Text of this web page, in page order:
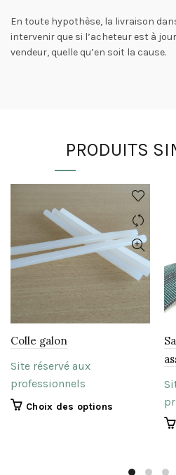
En toute hypothèse, la livraison
intervenir que si l’acheteur est à
vendeur, quelle qu’en soit la cause.
PRODUITS
Colle galon
Site réservé aux
professionnels
Choix des options
variations.